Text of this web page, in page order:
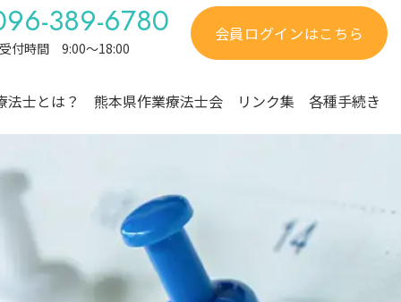
法士とは？ 熊本県作業療法士会 リンク集 各種手続き
389-6780
受付時間 9:00～18:00
会員ログインはこちら